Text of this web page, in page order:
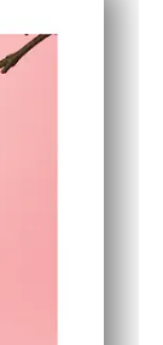
la bienvenida a
ensucia y